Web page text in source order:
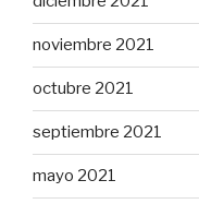
noviembre 2021
octubre 2021
septiembre 2021
mayo 2021